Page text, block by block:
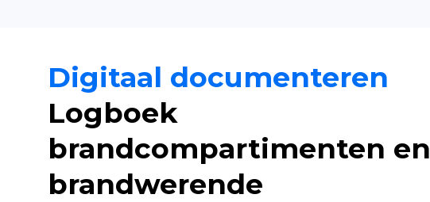
Digitaal documenteren
Logboek
brandcompartimenten en
brandwerende